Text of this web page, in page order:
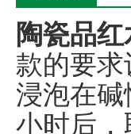
陶瓷品
款的要
浸泡在碱
小时后